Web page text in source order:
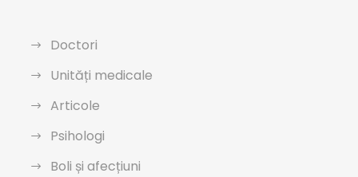
Doctori
Unități medicale
Articole
Psihologi
Boli și afecțiuni